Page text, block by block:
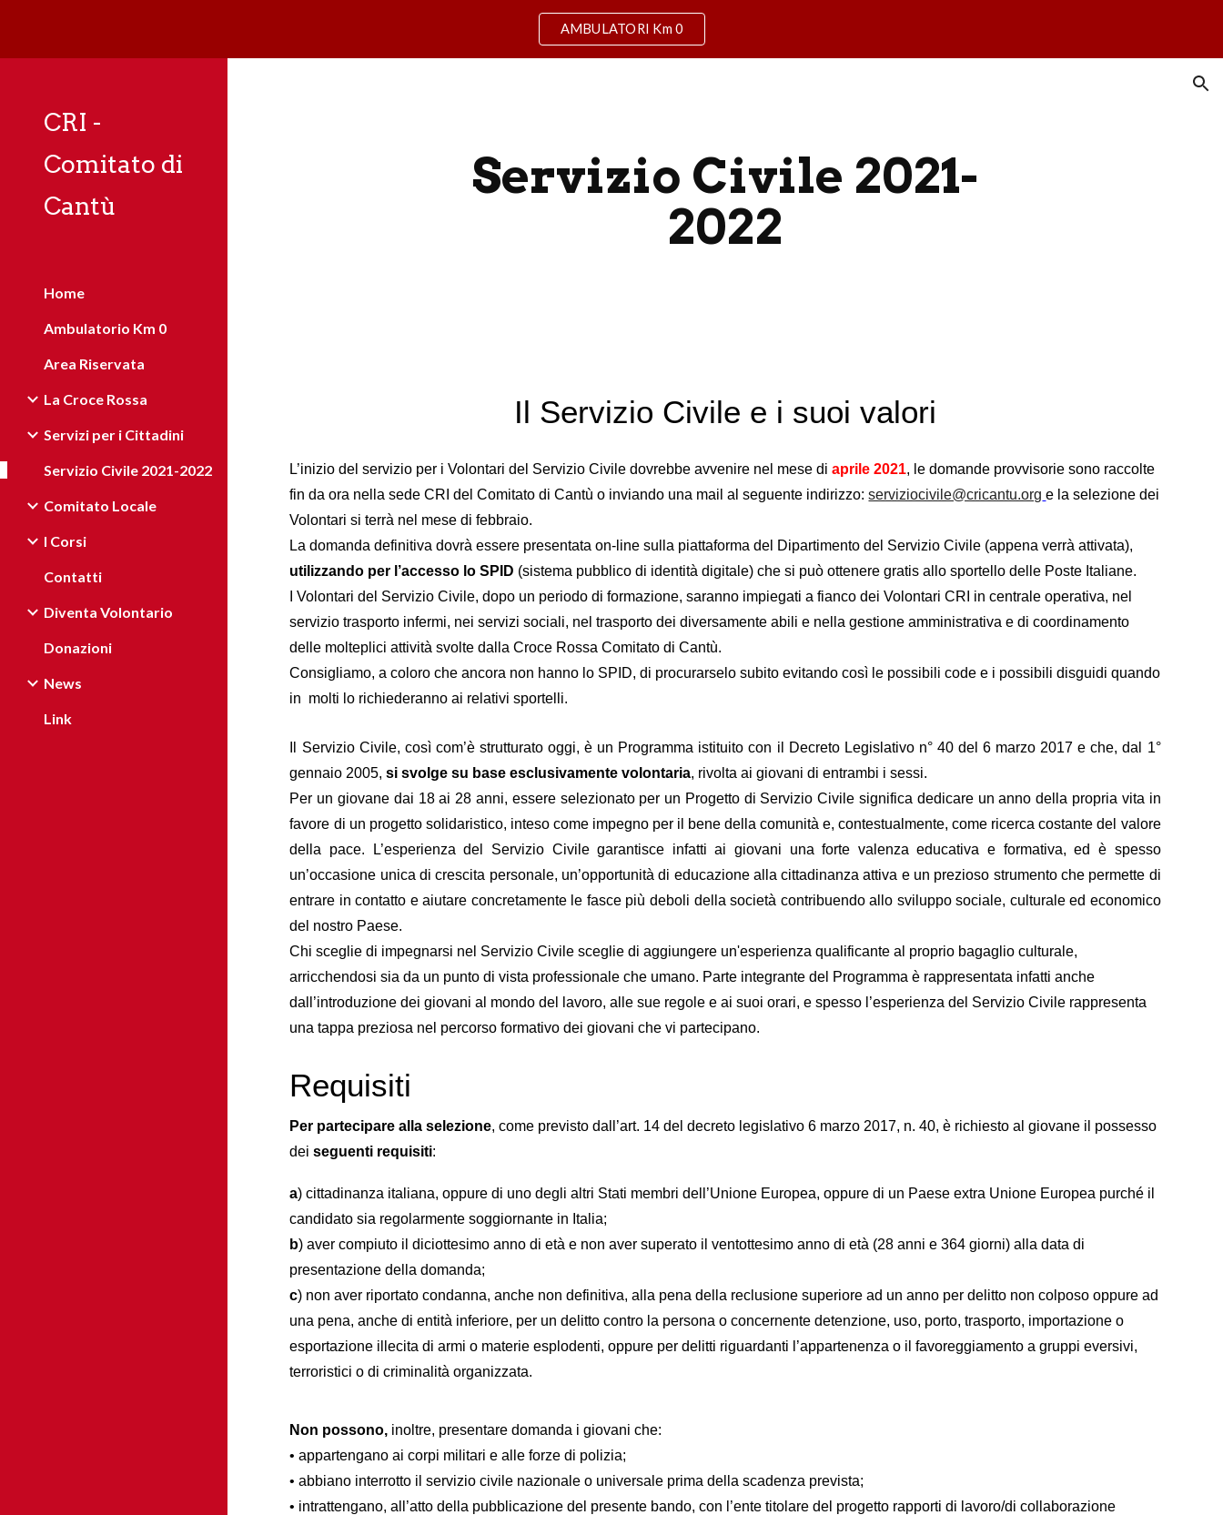
AMBULATORI Km 0
CRI -
Comitato di
Cantù
Home
Ambulatorio Km 0
Area Riservata
La Croce Rossa
Servizi per i Cittadini
Servizio Civile 2021-2022
Comitato Locale
I Corsi
Contatti
Diventa Volontario
Donazioni
News
Link
Servizio Civile 2021-
2022
Il Servizio Civile e i suoi valori
L’inizio del servizio per i Volontari del Servizio Civile dovrebbe avvenire nel mese diaprile 2021, le domande provvisorie sono raccolte
fin da ora nella sede CRI del Comitato di Cantù o inviando una mail al seguente indirizzo:serviziocivile@cricantu.org e la selezione dei
Volontari si terrà nel mese di febbraio.
La domanda definitiva dovrà essere presentata on-line sulla piattaforma del Dipartimento del Servizio Civile (appena verrà attivata),
utilizzando per l’accesso lo SPID (sistema pubblico di identità digitale) che si può ottenere gratis allo sportello delle Poste Italiane.
I Volontari del Servizio Civile, dopo un periodo di formazione, saranno impiegati a fianco dei Volontari CRI in centrale operativa, nel
servizio trasporto infermi, nei servizi sociali, nel trasporto dei diversamente abili e nella gestione amministrativa e di coordinamento
delle molteplici attività svolte dalla Croce Rossa Comitato di Cantù.
Consigliamo, a coloro che ancora non hanno lo SPID, di procurarselo subito evitando così le possibili code e i possibili disguidi quando
in molti lo richiederanno ai relativi sportelli.
Il Servizio Civile, così com’è strutturato oggi, è un Programma istituito con il Decreto Legislativo n° 40 del 6 marzo 2017 e che, dal 1°
gennaio 2005,si svolge su base esclusivamente volontaria, rivolta ai giovani di entrambi i sessi.
Per un giovane dai 18 ai 28 anni, essere selezionato per un Progetto di Servizio Civile significa dedicare un anno della propria vita in
favore di un progetto solidaristico, inteso come impegno per il bene della comunità e, contestualmente, come ricerca costante del valore
della pace. L’esperienza del Servizio Civile garantisce infatti ai giovani una forte valenza educativa e formativa, ed è spesso
un’occasione unica di crescita personale, un’opportunità di educazione alla cittadinanza attiva e un prezioso strumento che permette di
entrare in contatto e aiutare concretamente le fasce più deboli della società contribuendo allo sviluppo sociale, culturale ed economico
del nostro Paese.
Chi sceglie di impegnarsi nel Servizio Civile sceglie di aggiungere un'esperienza qualificante al proprio bagaglio culturale,
arricchendosi sia da un punto di vista professionale che umano. Parte integrante del Programma è rappresentata infatti anche
dall’introduzione dei giovani al mondo del lavoro, alle sue regole e ai suoi orari, e spesso l’esperienza del Servizio Civile rappresenta
una tappa preziosa nel percorso formativo dei giovani che vi partecipano.
Requisiti
Per partecipare alla selezione, come previsto dall’art. 14 del decreto legislativo 6 marzo 2017, n. 40, è richiesto al giovane il possesso
deiseguenti requisiti:
a) cittadinanza italiana, oppure di uno degli altri Stati membri dell’Unione Europea, oppure di un Paese extra Unione Europea purché il
candidato sia regolarmente soggiornante in Italia;
b) aver compiuto il diciottesimo anno di età e non aver superato il ventottesimo anno di età (28 anni e 364 giorni) alla data di
presentazione della domanda;
c) non aver riportato condanna, anche non definitiva, alla pena della reclusione superiore ad un anno per delitto non colposo oppure ad
una pena, anche di entità inferiore, per un delitto contro la persona o concernente detenzione, uso, porto, trasporto, importazione o
esportazione illecita di armi o materie esplodenti, oppure per delitti riguardanti l’appartenenza o il favoreggiamento a gruppi eversivi,
terroristici o di criminalità organizzata.
Non possono, inoltre, presentare domanda i giovani che:
• appartengano ai corpi militari e alle forze di polizia;
• abbiano interrotto il servizio civile nazionale o universale prima della scadenza prevista;
• intrattengano, all’atto della pubblicazione del presente bando, con l’ente titolare del progetto rapporti di lavoro/di collaborazione